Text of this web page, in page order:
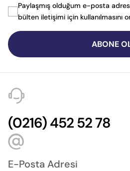
ABONE
Paylaşmış olduğum e-posta
bülten iletişimi için kullanılmasını
(0216) 452 52 78
E-Posta Adresi